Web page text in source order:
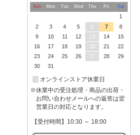
Sun Mon Tue Wed Thu Fri Sat
1
2
3 4 5 6 7
8
9
10 11 12 13 14
15
16
17 18 19 20 21
22
23
24 25 26 27 28
29
30
31
オンラインストア休業日
※休業中の受注処理・商品の出荷・
お問い合わせメールへの返答は翌
営業日の対応となります。
【受付時間】10:30 ～ 18:00